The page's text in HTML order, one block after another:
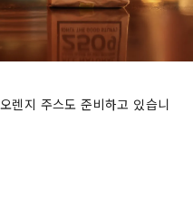
렌지 주스도 준비하고 있습니